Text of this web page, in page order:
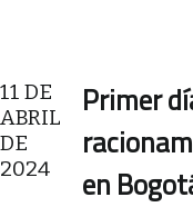
11 DE
ABRIL
DE
2024
Primer
en